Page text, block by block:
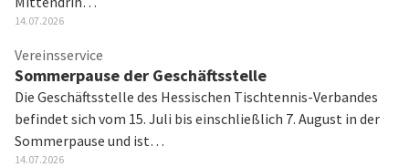
14.07.2026
Vereinsservice
Sommerpause der Geschäftsstelle
Die Geschäftsstelle des Hessischen Tischtennis-Verbandes
befindet sich vom 15. Juli bis einschließlich 7. August in der
Sommerpause und ist…
14.07.2026